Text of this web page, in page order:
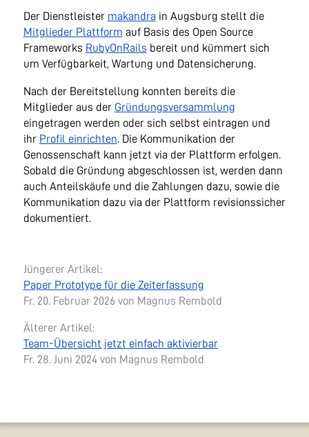
Der Dienstleister makandra in Augsburg stellt die
Mitglieder Plattform auf Basis des Open Source
Frameworks RubyOnRails bereit und kümmert sich
um Verfügbarkeit, Wartung und Datensicherung.
Nach der Bereitstellung konnten bereits die
Mitglieder aus der Gründungsversammlung
eingetragen werden oder sich selbst eintragen und
ihr Profil einrichten. Die Kommunikation der
Genossenschaft kann jetzt via der Plattform erfolgen.
Sobald die Gründung abgeschlossen ist, werden dann
auch Anteilskäufe und die Zahlungen dazu, sowie die
Kommunikation dazu via der Plattform revisionssicher
dokumentiert.
Jüngerer Artikel:
Paper Prototype für die Zeiterfassung
Fr. 20. Februar 2026 von Magnus Rembold
Älterer Artikel:
Team-Übersicht jetzt einfach aktivierbar
Fr. 28. Juni 2024 von Magnus Rembold